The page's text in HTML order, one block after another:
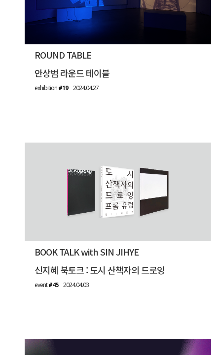
ROUND TABLE
안상범 라운드 테이블
exhibition#192024.04.27
BOOK TALK with SIN JIHYE
신지혜 북토크 : 도시 산책자의 드로잉
event#452024.04.03